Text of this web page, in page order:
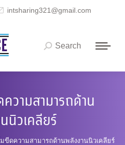
intsharing321@gmail.com
Search:
Search
วามสามารถด้าน
นิวเคลียร์
ขีดความสามารถด้านพลังงานนิวเคลียร์